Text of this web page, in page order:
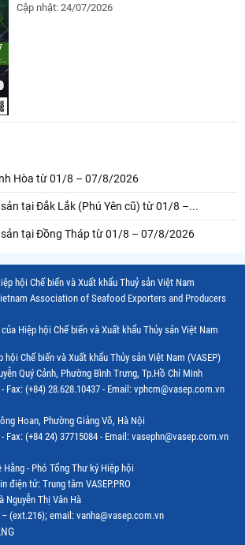
Cập nhật: 24/07/2026
Hòa từ 01/8 – 07/8/2026
tại Đắk Lắk (Phú Yên cũ) từ 01/8 –...
sản tại Đồng Tháp từ 01/8 – 07/8/2026
hội Chế biến và Xuất khẩu Thuỷ sản Việt Nam
Association of Seafood Exporters and Producers
Hiệp hội Chế biến và Xuất khẩu Thủy sản Việt Nam
hội Chế biến và Xuất khẩu Thủy sản Việt Nam (VASEP)
Quý Cảnh, Phường Bình Trưng, Tp.Hồ Chí Minh
Fax: (+84) 28.628.10437 - Email: vphcm@vasep.com.vn
Hoan, Phường Giảng Võ, Hà Nội
Fax: (+84 24) 37715084 - Email: vasephn@vasep.com.vn
- Phó Tổng Thư ký Hiệp hội
điện tử: Trung tâm VASEP.PRO
Nguyễn Thị Vân Hà
– (ext.216); email: vanha@vasep.com.vn